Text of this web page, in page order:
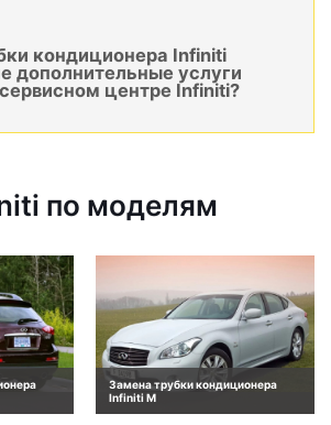
кондиционера Infiniti
дополнительные услуги
центре Infiniti?
по моделям
Замена трубки кондиционера
Infiniti M